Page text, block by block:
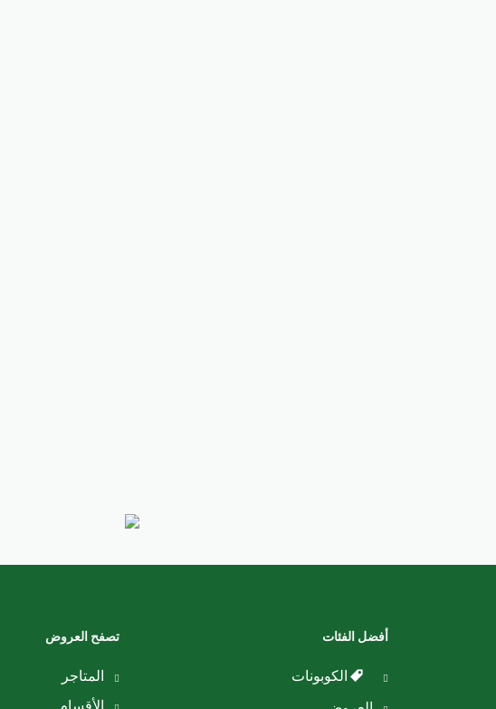
أفضل الفئات
الكوبونات
تصفح العروض
المتاجر